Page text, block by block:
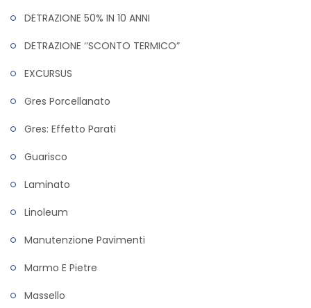
DETRAZIONE 50% IN 10 ANNI
DETRAZIONE ‘’SCONTO TERMICO”
EXCURSUS
Gres Porcellanato
Gres: Effetto Parati
Guarisco
Laminato
Linoleum
Manutenzione Pavimenti
Marmo E Pietre
Massello